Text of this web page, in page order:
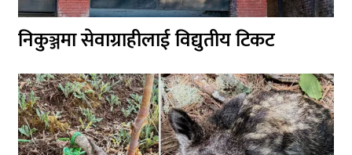
निकुञ्जमा सेवाग्राहीलाई विद्युतीय टिकट